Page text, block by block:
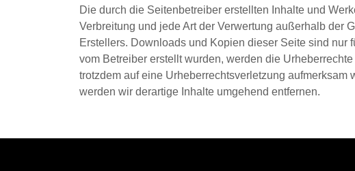
Die durch die Seitenbetreiber erstellten Inhalte und
Verbreitung und jede Art der Verwertung außerhalb der
Erstellers. Downloads und Kopien dieser Seite sind nur
vom Betreiber erstellt wurden, werden die
trotzdem auf eine Urheberrechtsverletzung
werden wir derartige Inhalte umgehend entfernen.